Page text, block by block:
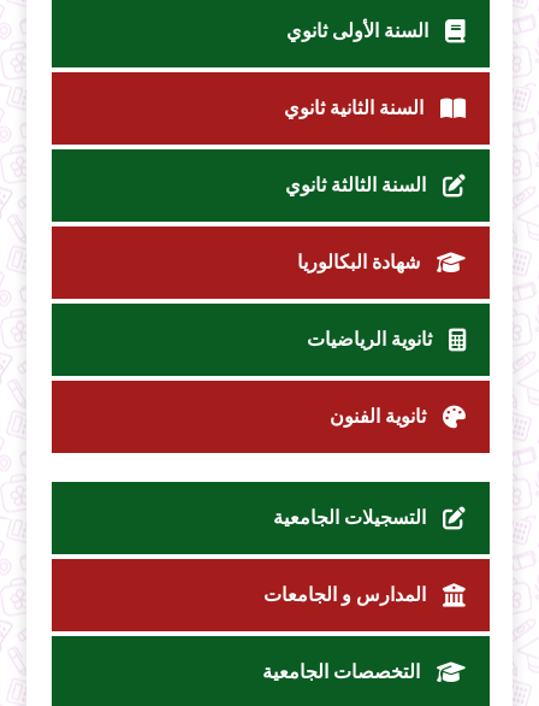
السنة الأولى ثانوي
السنة الثانية ثانوي
السنة الثالثة ثانوي
شهادة البكالوريا
ثانوية الرياضيات
ثانوية الفنون
التسجيلات الجامعية
المدارس و الجامعات
التخصصات الجامعية